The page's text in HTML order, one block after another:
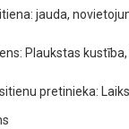
jauda,
Plaukstas
pretinieka: